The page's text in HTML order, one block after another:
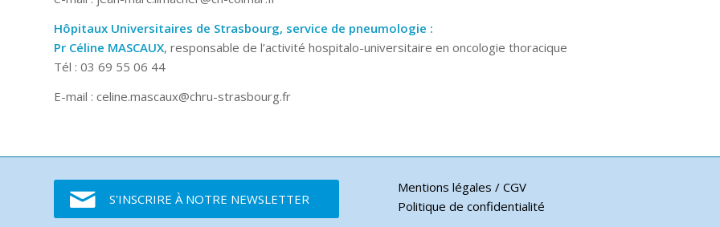
Hôpitaux Universitaires de Strasbourg, service de pneumologie :
Pr Céline MASCAUX, responsable de l’activité hospitalo-universitaire en oncologie thoracique
Tél : 03 69 55 06 44
E-mail : celine.mascaux@chru-strasbourg.fr
S'INSCRIRE À NOTRE NEWSLETTER
Mentions légales / CGV
Politique de confidentialité